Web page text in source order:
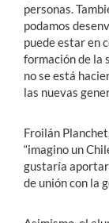
personas.
podamos
puede estar en
formación de la
no se está
las nuevas
Froilán
“imagino un
gustaría
de unión con la